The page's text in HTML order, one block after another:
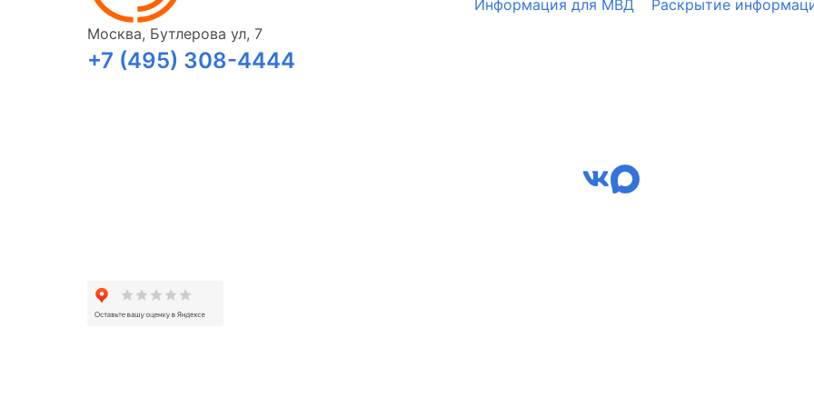
Москва, Бутлерова ул, 7
+7 (495) 308-4444
Информация для МВД Раскрытие